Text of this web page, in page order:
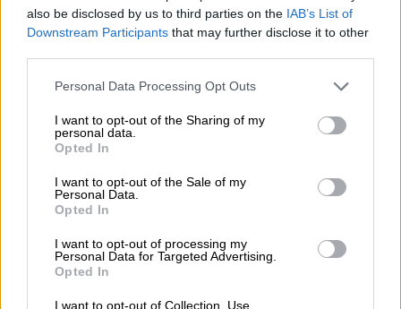
also be disclosed by us to third parties on the IAB’s List of
Downstream Participants that may further disclose it to other
Please note that this website/app uses one or more Google
not limited to your visit or usage behaviour. You may click to
grant or deny consent to Google and its third-party tags to
use your data for below specified purposes in below Google
consent section.
Personal Data Processing Opt Outs
I want to opt-out of the Sharing of my
personal data.
Opted In
I want to opt-out of the Sale of my
Personal Data.
Opted In
I want to opt-out of processing my
Personal Data for Targeted Advertising.
Opted In
I want to opt-out of Collection, Use,
Anser
Με τηνενέργειακαι τοπάθοςπου
χαρακτηρίζουν κάθε του εμφάνιση
μετατρέποντας την
Τεχνόπολη
σε έναν χώρο
απόλυτης σύνδεσης
Μαζί του θα βρίσκεται οEversor
, ένας από
τους πιοέμπειρους και επιδραστικούς
μουσικούς παραγωγούςτης ελληνικής hip